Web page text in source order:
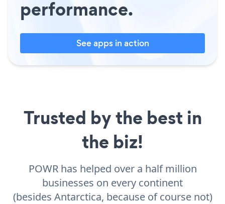
performance.
See apps in action
Trusted by the best in
the biz!
POWR has helped over a half million
businesses on every continent
(besides Antarctica, because of course not)